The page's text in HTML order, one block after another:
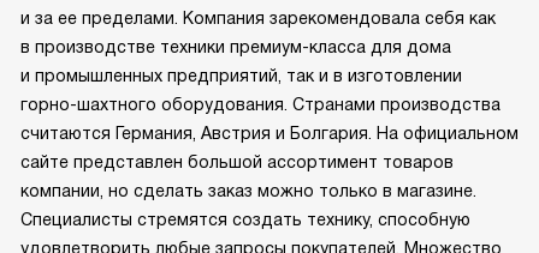
и за ее пределами. Компания зарекомендовала себя как
в производстве техники премиум-класса для дома
и промышленных предприятий, так и в изготовлении
горно-шахтного оборудования. Странами производства
считаются Германия, Австрия и Болгария. На официальном
сайте представлен большой ассортимент товаров
компании, но сделать заказ можно только в магазине.
Специалисты стремятся создать технику, способную
удовлетворить любые запросы покупателей. Множество